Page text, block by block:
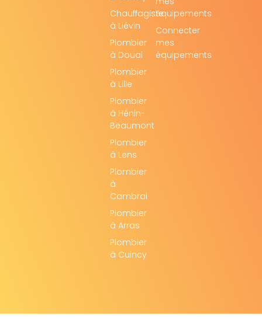
équipements
Connecter
mes
équipements
Chauffagiste
à Liévin
Plombier
à Douai
Plombier
à Lille
Plombier
à Hénin-
Beaumont
Plombier
à Lens
Plombier
à
Cambrai
Plombier
à Arras
Plombier
à Cuincy